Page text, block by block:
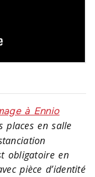
à Ennio
places en salle
obligatoire en
pièce d’identité